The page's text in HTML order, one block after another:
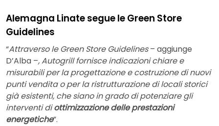
Alemagna Linate segue le Green Store
Guidelines
“Attraverso le Green Store Guidelines– aggiunge
D’Alba –, Autogrill fornisce indicazioni chiare e
misurabili per la progettazione e costruzione di nuovi
punti vendita o per la ristrutturazione di locali storici
già esistenti, che siano in grado di potenziare gli
interventi diottimizzazione delle prestazioni
energetiche”.